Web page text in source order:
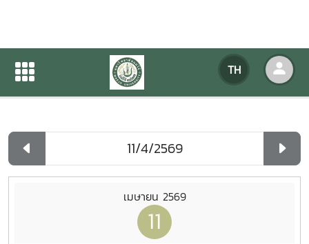
TH
ปฏิทินกิจกรรมของหน่วยงาน
ปฏิทินกิจกรรมของหน่วยงาน
เมษายน 2569
11